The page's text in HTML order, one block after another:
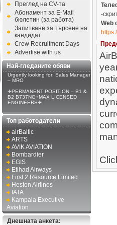
Преглед на CV-та
Абонамент за E-Mail
бюлетин (за работа)
Запитване за търсене на
кандидат
Crew Recruitment Days
Advertise with us
Най-гледаните обяви
Urgently looking for: Sales Manager
– MRO
✈PERMANENT POSITION – B1 &
B2 B737NG+MAX LICENSED
ENGINEERS✈
Топ работодатели
airBaltic
ARTS
AVIK AVIATION
Bombardier
EGIS
Etihad Airways
First 2 Resource Limited
Heston Airlines
IATA
Kampala Executive
Aviation
Днешната анкета:
-
Web